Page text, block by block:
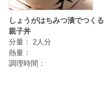
しょうがはちみつ漬でつくる
親子丼
分量：
2人分
熱量：
調理時間：